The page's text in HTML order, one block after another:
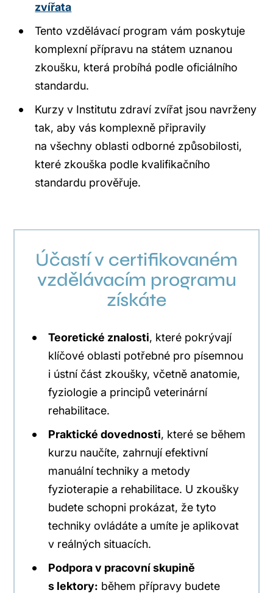
zvířata
Tento vzdělávací program vám poskytuje
komplexní přípravu na státem uznanou
zkoušku, která probíhá podle oficiálního
standardu.
Kurzy v Institutu zdraví zvířat jsou navrženy
tak, aby vás komplexně připravily
na všechny oblasti odborné způsobilosti,
které zkouška podle kvalifikačního
standardu prověřuje.
Účastí v certifikovaném
vzdělávacím programu
získáte
Teoretické znalosti, které pokrývají
klíčové oblasti potřebné pro písemnou
i ústní část zkoušky, včetně anatomie,
fyziologie a principů veterinární
rehabilitace.
Praktické dovednosti, které se během
kurzu naučíte, zahrnují efektivní
manuální techniky a metody
fyzioterapie a rehabilitace. U zkoušky
budete schopni prokázat, že tyto
techniky ovládáte a umíte je aplikovat
v reálných situacích.
Podpora v pracovní skupině
s lektory: během přípravy budete